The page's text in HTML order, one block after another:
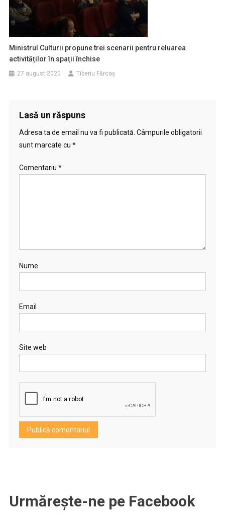
Ministrul Culturii propune trei scenarii pentru reluarea
activităților în spații închise
27 august 2020 Tiberiu Fărcaş
Lasă un răspuns
Adresa ta de email nu va fi publicată. Câmpurile obligatorii
sunt marcate cu *
Comentariu *
Nume
Email
Site web
Urmărește-ne pe Facebook